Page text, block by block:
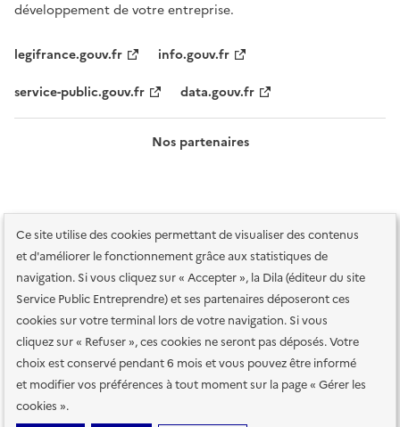
Ce site utilise des cookies permettant de visualiser des contenus
et d'améliorer le fonctionnement grâce aux statistiques de
navigation. Si vous cliquez sur « Accepter », la Dila (éditeur du site
Service Public Entreprendre) et ses partenaires déposeront ces
cookies sur votre terminal lors de votre navigation. Si vous
cliquez sur « Refuser », ces cookies ne seront pas déposés. Votre
choix est conservé pendant 6 mois et vous pouvez être informé
et modifier vos préférences à tout moment sur la page « Gérer les
cookies ».
développement de votre entreprise.
legifrance.gouv.fr
info.gouv.fr
service-public.gouv.fr
data.gouv.fr
Nos partenaires
Plan du site Accessibilité : totalement conforme
Accessibilité des
services en ligne
Mentions légales Données personnelles et sécurité
Conditions générales d'utilisation
Gestion des cookies
Paramètres d'affichage